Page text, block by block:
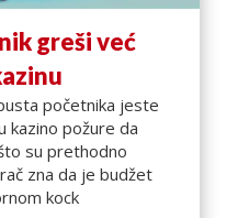
greši već
početnika jeste
kazino požure da
su prethodno
zna da je budžet
kock